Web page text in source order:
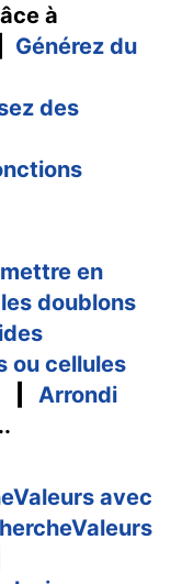
à
Générez du
des
en
doublons
ou cellules
Arrondi
avec